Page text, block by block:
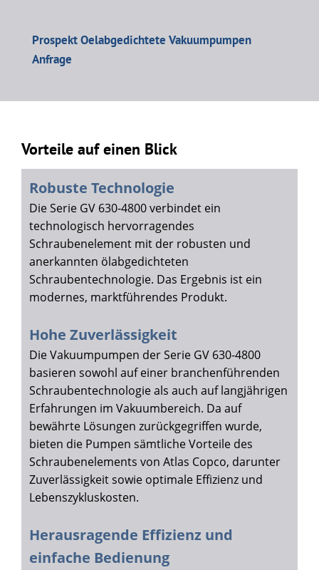
Prospekt Oelabgedichtete Vakuumpumpen
Anfrage
Vorteile auf einen Blick
Robuste Technologie
Die Serie GV 630-4800 verbindet ein
technologisch hervorragendes
Schraubenelement mit der robusten und
anerkannten ölabgedichteten
Schraubentechnologie. Das Ergebnis ist ein
modernes, marktführendes Produkt.
Hohe Zuverlässigkeit
Die Vakuumpumpen der Serie GV 630-4800
basieren sowohl auf einer branchenführenden
Schraubentechnologie als auch auf langjährigen
Erfahrungen im Vakuumbereich. Da auf
bewährte Lösungen zurückgegriffen wurde,
bieten die Pumpen sämtliche Vorteile des
Schraubenelements von Atlas Copco, darunter
Zuverlässigkeit sowie optimale Effizienz und
Lebenszykluskosten.
Herausragende Effizienz und
einfache Bedienung